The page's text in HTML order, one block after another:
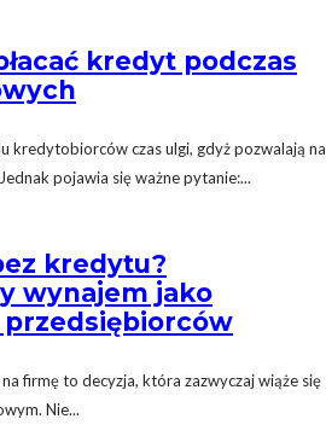
kredyt podczas
kredytobiorców czas ulgi, gdyż pozwalają na
pojawia się ważne pytanie:...
kredytu?
wynajem jako
firmę to decyzja, która zazwyczaj wiąże się
Nie...